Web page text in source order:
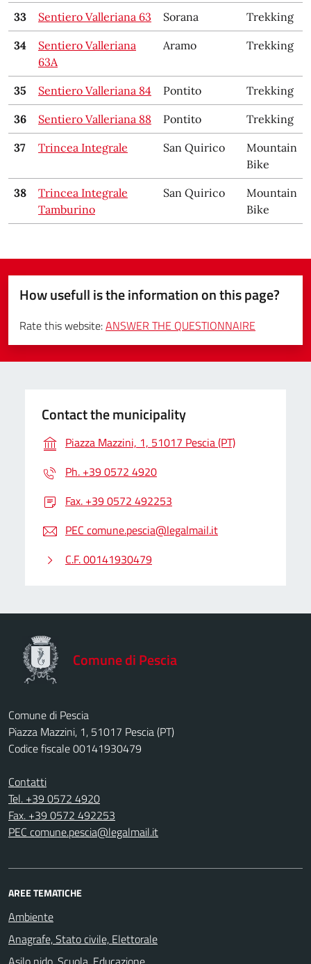
33 Sentiero Valleriana 63 Sorana Trekking
34
Sentiero Valleriana
63A
Aramo Trekking
35 Sentiero Valleriana 84 Pontito Trekking
36 Sentiero Valleriana 88 Pontito Trekking
37 Trincea Integrale San Quirico
Mountain
Bike
38
Trincea Integrale
Tamburino
San Quirico
Mountain
Bike
How usefull is the information on this page?
Rate this website:ANSWER THE QUESTIONNAIRE
Contact the municipality
Piazza Mazzini, 1, 51017 Pescia (PT)
Ph. +39 0572 4920
Fax. +39 0572 492253
PEC comune.pescia@legalmail.it
C.F. 00141930479
Comune di Pescia
Comune di Pescia
Piazza Mazzini, 1, 51017 Pescia (PT)
Codice fiscale 00141930479
Contatti
Tel. +39 0572 4920
Fax. +39 0572 492253
PEC comune.pescia@legalmail.it
AREE TEMATICHE
Ambiente
Anagrafe, Stato civile, Elettorale